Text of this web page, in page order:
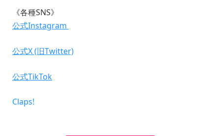
《各種SNS》
公式Instagram
公式X (旧Twitter)
公式TikTok
Claps!